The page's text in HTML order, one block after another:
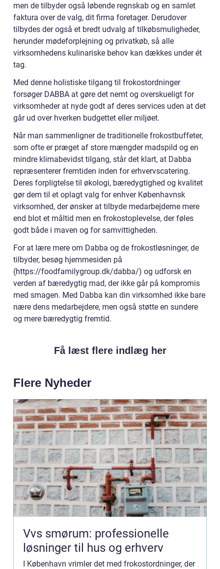
men de tilbyder også løbende regnskab og en samlet
faktura over de valg, dit firma foretager. Derudover
tilbydes der også et bredt udvalg af tilkøbsmuligheder,
herunder mødeforplejning og privatkøb, så alle
virksomhedens kulinariske behov kan dækkes under ét
tag.
Med denne holistiske tilgang til frokostordninger
forsøger DABBA at gøre det nemt og overskueligt for
virksomheder at nyde godt af deres services uden at det
går ud over hverken budgettet eller miljøet.
Når man sammenligner de traditionelle frokostbuffeter,
som ofte er præget af store mængder madspild og en
mindre klimabevidst tilgang, står det klart, at Dabba
repræsenterer fremtiden inden for erhvervscatering.
Deres forpligtelse til økologi, bæredygtighed og kvalitet
gør dem til et oplagt valg for enhver Københavnsk
virksomhed, der ønsker at tilbyde medarbejderne mere
end blot et måltid men en frokostoplevelse, der føles
godt både i maven og for samvittigheden.
For at lære mere om Dabba og de frokostløsninger, de
tilbyder, besøg hjemmesiden på
(https://foodfamilygroup.dk/dabba/) og udforsk en
verden af bæredygtig mad, der ikke går på kompromis
med smagen. Med Dabba kan din virksomhed ikke bare
nære dens medarbejdere, men også støtte en sundere
og mere bæredygtig fremtid.
Få læst flere indlæg her
Flere Nyheder
Vvs smørum: professionelle
løsninger til hus og erhverv
I København vrimler det med frokostordninger, der